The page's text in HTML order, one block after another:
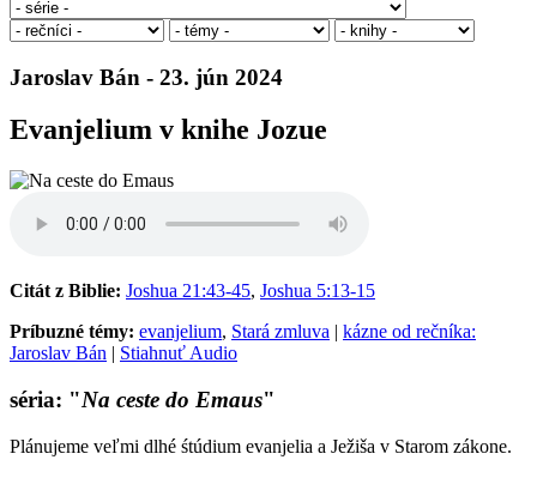
Jaroslav Bán - 23. jún 2024
Evanjelium v knihe Jozue
Citát z Biblie: Joshua 21:43-45, Joshua 5:13-15
Príbuzné témy: evanjelium, Stará zmluva | kázne od rečníka:
Jaroslav Bán | Stiahnuť Audio
séria: "Na ceste do Emaus"
Plánujeme veľmi dlhé śtúdium evanjelia a Ježiša v Starom zákone.